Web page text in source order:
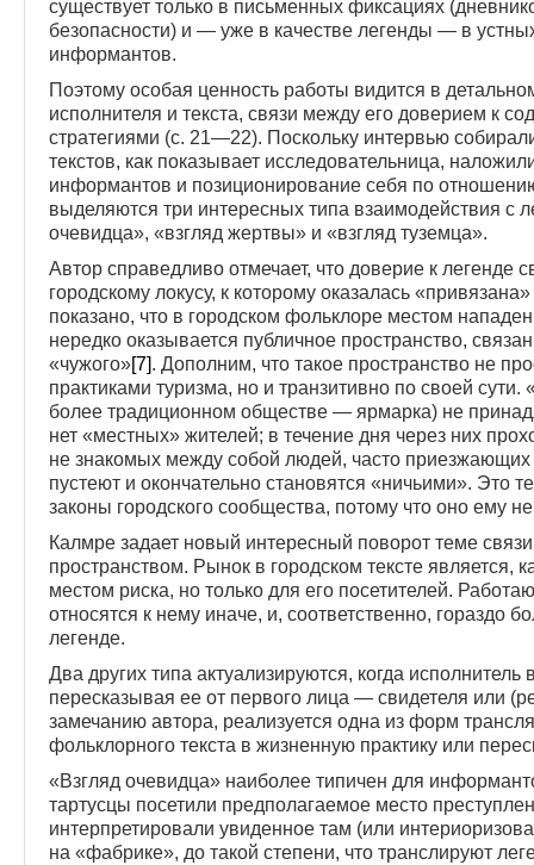
существует только в письменных фиксациях
безопасности) и — уже в качестве легенды — в
информантов.
Поэтому особая ценность работы видится в
исполнителя и текста, связи между его доверием к
стратегиями (с. 21—22). Поскольку интервью
текстов, как показывает исследовательница,
информантов и позиционирование себя по
выделяются три интересных типа взаимодействия с
очевидца», «взгляд жертвы» и «взгляд туземца».
Автор справедливо отмечает, что доверие к
городскому локусу, к которому оказалась
показано, что в городском фольклоре местом
нередко оказывается публичное пространство,
«чужого»[7]. Дополним, что такое пространство не
практиками туризма, но и транзитивно по своей
более традиционном обществе — ярмарка) не
нет «местных» жителей; в течение дня через них
не знакомых между собой людей, часто приезжающих
пустеют и окончательно становятся «ничьими». Это
законы городского сообщества, потому что оно ему
Калмре задает новый интересный поворот теме
пространством. Рынок в городском тексте является,
местом риска, но только для его посетителей.
относятся к нему иначе, и, соответственно, гораздо
легенде.
Два других типа актуализируются, когда исполнитель
пересказывая ее от первого лица — свидетеля или
замечанию автора, реализуется одна из форм
фольклорного текста в жизненную практику или
«Взгляд очевидца» наиболее типичен для
тартусцы посетили предполагаемое место
интерпретировали увиденное там (или
на «фабрике», до такой степени, что транслируют